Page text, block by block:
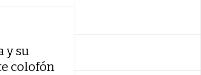
y su
colofón